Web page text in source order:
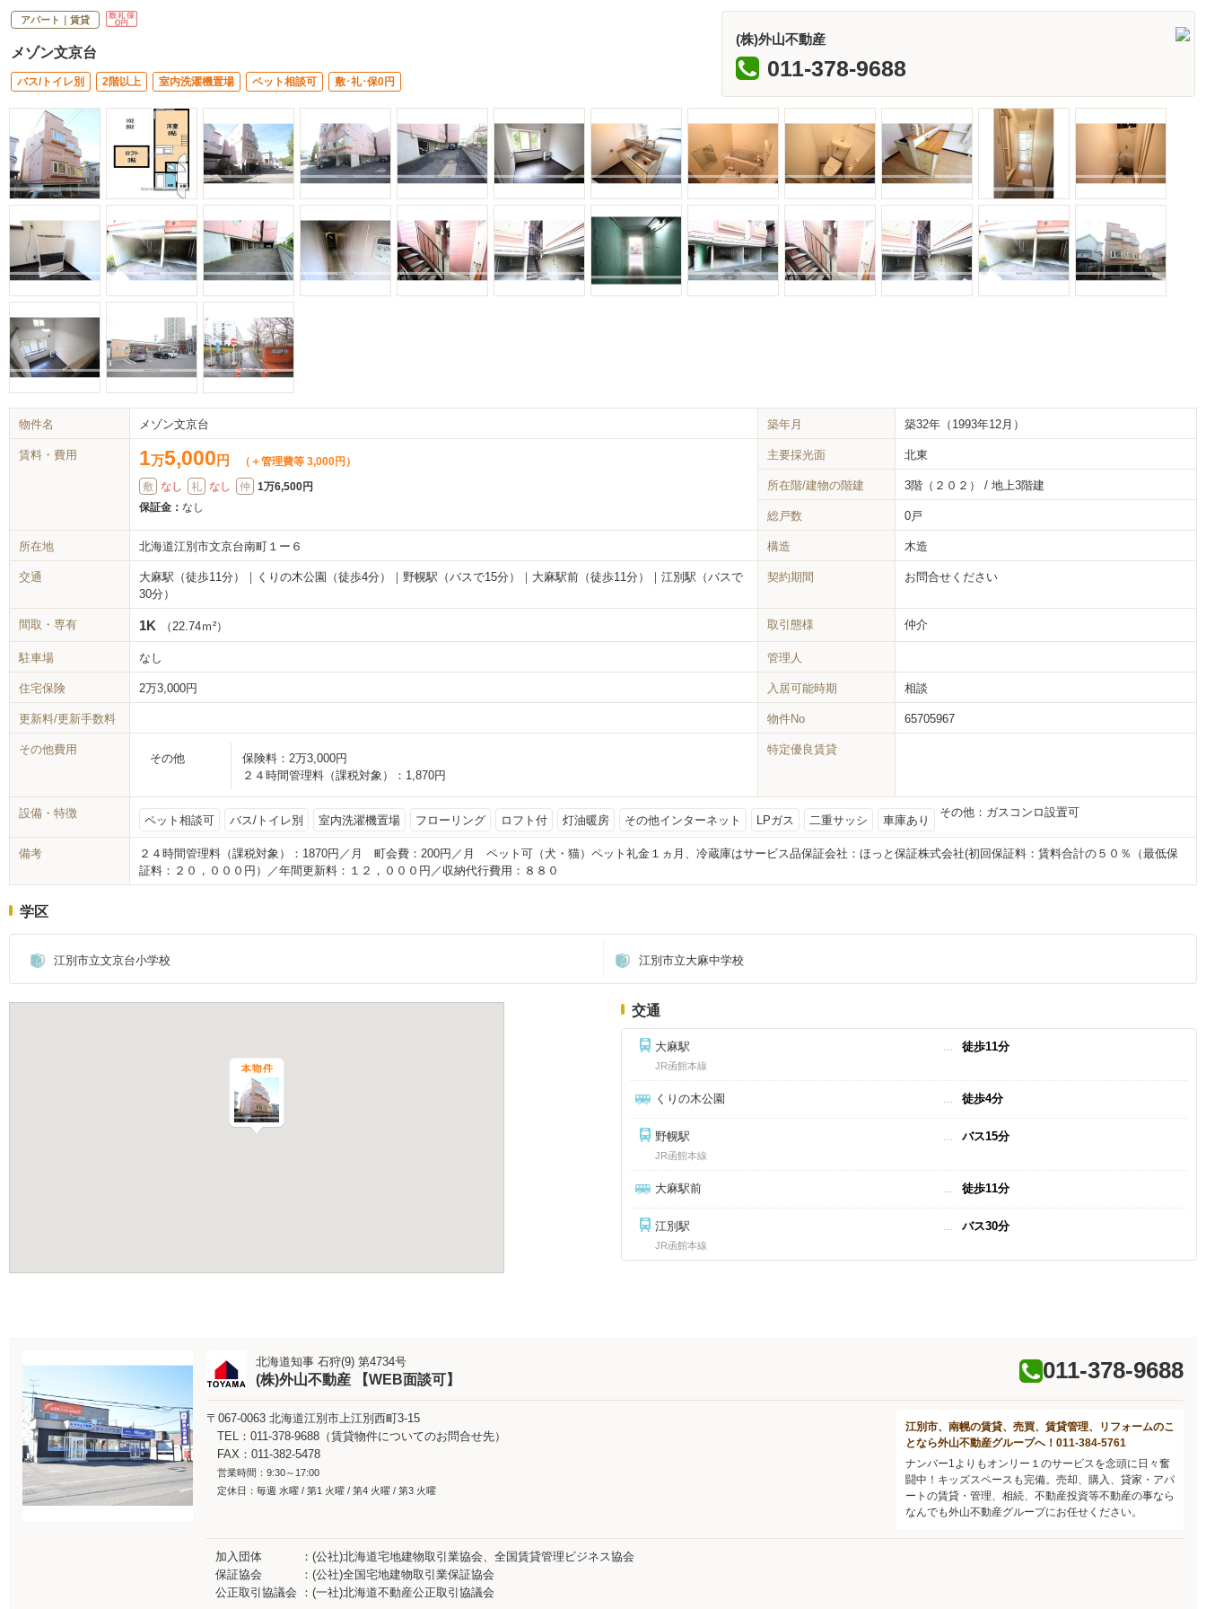
アパート｜賃貸
(株)外山不動産
011-378-9688
メゾン文京台
バス/トイレ別 2階以上 室内洗濯機置場 ペット相談可 敷･礼･保0円
物件名 メゾン文京台 築年月 築32年 （1993年12月）
賃料・費用 1万5,000 円
（＋管理費等 3,000円）
敷 なし 礼 なし 仲
1万6,500円
保証金： なし
主要採光面 北東
所在階/建物の階建 3階（２０２） / 地上3階建
総戸数 0戸
所在地 北海道江別市文京台南町１ー６ 構造 木造
交通
大麻駅（徒歩11分）｜くりの木公園（徒歩4分）｜野幌駅（バスで15分）｜大麻駅前（徒歩11分）｜江別駅（バスで
30分）
契約期間 お問合せください
間取・専有 1K （22.74ｍ²） 取引態様 仲介
駐車場 なし 管理人
住宅保険 2万3,000円 入居可能時期 相談
更新料/更新手数料 物件No 65705967
その他費用
その他 保険料： 2万3,000円
２４時間管理料（課税対象）： 1,870円
特定優良賃貸
設備・特徴
ペット相談可 バス/トイレ別 室内洗濯機置場 フローリング ロフト付 灯油暖房 その他インターネット LPガス 二重サッシ 車庫あり
その他： ガスコンロ設置可
備考
２４時間管理料（課税対象）：1870円／月 町会費：200円／月 ペット可（犬・猫）ペット礼金１ヵ月、冷蔵庫はサービス品保証会社：ほっと保証株式会社(初回保証料：賃料合計の５０％（最低保
証料：２０，０００円）／年間更新料：１２，０００円／収納代行費用：８８０
学区
江別市立文京台小学校 江別市立大麻中学校
交通
大麻駅
JR函館本線
徒歩11分
くりの木公園 徒歩4分
野幌駅
JR函館本線
バス15分
大麻駅前 徒歩11分
江別駅
JR函館本線
バス30分
北海道知事 石狩(9) 第4734号
(株)外山不動産 【WEB面談可】 011-378-9688
〒067-0063 北海道江別市上江別西町3-15
TEL：011-378-9688（賃貸物件についてのお問合せ先）
FAX：011-382-5478
営業時間：9:30～17:00
定休日：毎週 水曜 / 第1 火曜 / 第4 火曜 / 第3 火曜
江別市、南幌の賃貸、売買、賃貸管理、リフォームのこ
となら外山不動産グループへ！011-384-5761
ナンバー1よりもオンリー１のサービスを念頭に日々奮
闘中！キッズスペースも完備。売却、購入、貸家・アパ
ートの賃貸・管理、相続、不動産投資等不動産の事なら
なんでも外山不動産グループにお任せください。
加入団体
(公社)北海道宅地建物取引業協会、全国賃貸管理ビジネス協会
保証協会
(公社)全国宅地建物取引業保証協会
公正取引協議会
(一社)北海道不動産公正取引協議会